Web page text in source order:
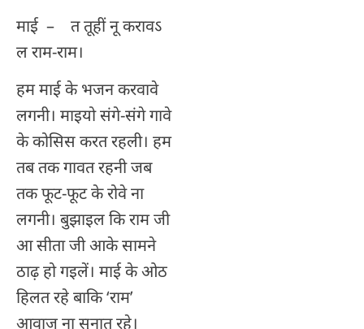
माई – त तूहीं नू करावऽ
ल राम-राम।
हम माई के भजन करवावे
लगनी। माइयो संगे-संगे गावे
के कोसिस करत रहली। हम
तब तक गावत रहनी जब
तक फूट-फूट के रोवे ना
लगनी। बुझाइल कि राम जी
आ सीता जी आके सामने
ठाढ़ हो गइलें। माई के ओठ
हिलत रहे बाकि ‘राम’
आवाज ना सुनात रहे।